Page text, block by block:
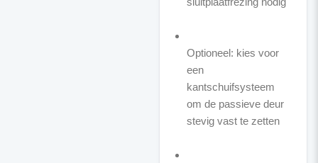
Optioneel: kies voor
een
kantschuifsysteem
om de passieve deur
stevig vast te zetten